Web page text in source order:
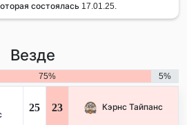
состоялась 17.01.25.
Везде
75% 5%
25 23 Кэрнс Тайпанс